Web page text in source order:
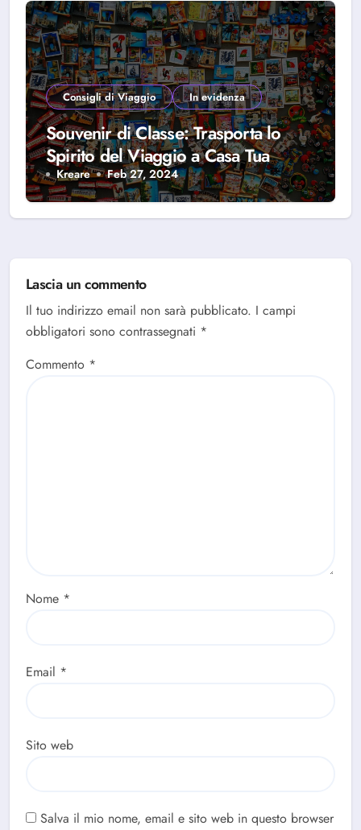
Consigli di Viaggio In evidenza
Souvenir di Classe: Trasporta lo
Spirito del Viaggio a Casa Tua
Kreare Feb 27, 2024
Lascia un commento
Il tuo indirizzo email non sarà pubblicato. I campi
obbligatori sono contrassegnati *
Commento *
Nome *
Email *
Sito web
Salva il mio nome, email e sito web in questo browser